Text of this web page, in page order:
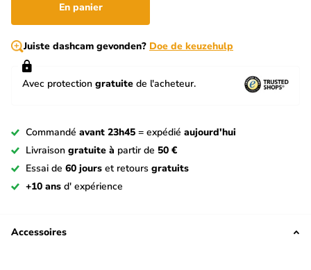
En panier
Juiste dashcam gevonden? Doe de keuzehulp
Avec protection gratuite de l'acheteur.
Commandé avant 23h45 = expédié aujourd'hui
Livraison gratuite à partir de 50 €
Essai de 60 jours et retours gratuits
+10 ans d' expérience
Accessoires